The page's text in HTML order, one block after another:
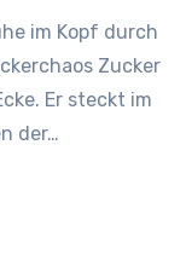
Zucker
Er steckt im
der…